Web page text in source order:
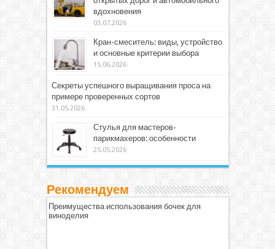
вдохновения
03.07.2026
Кран-смеситель: виды, устройство
и основные критерии выбора
15.06.2026
Секреты успешного выращивания проса на
примере проверенных сортов
31.05.2026
Стулья для мастеров-
парикмахеров: особенности
25.05.2026
Рекомендуем
Преимущества использования бочек для
виноделия